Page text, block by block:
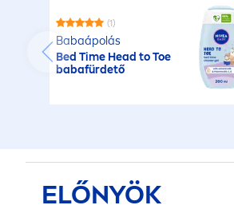
(1)
Babaápolás
Bed Time Head to Toe
babafürdető
ELŐNYÖK